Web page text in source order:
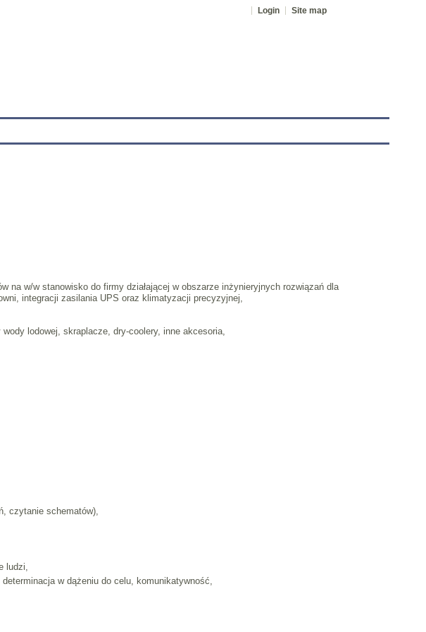
Site map
Login
na w/w stanowisko do firmy działającej w obszarze inżynieryjnych rozwiązań dla
integracji zasilania UPS oraz klimatyzacji precyzyjnej,
lodowej, skraplacze, dry-coolery, inne akcesoria,
czytanie schematów),
ludzi,
w dążeniu do celu, komunikatywność,